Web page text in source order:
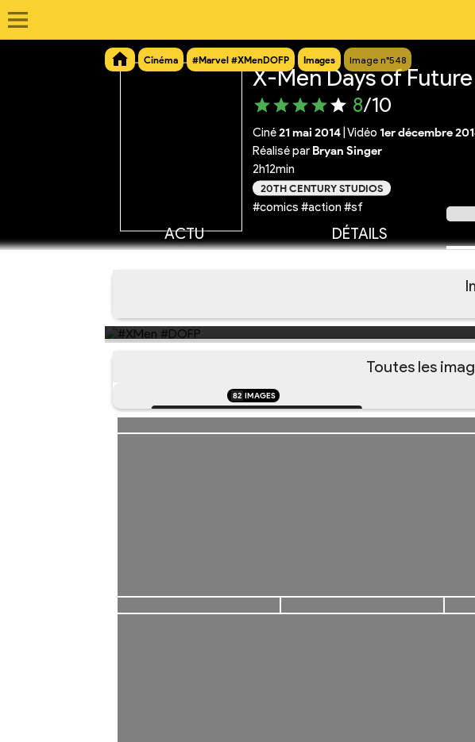
Cinéma #Marvel #XMenDOFP Images Image n°548
X-Men Days of
8/10
Ciné21 mai 2014 Vidéo 1er décembre
Réalisé par Bryan Singer
2h12min
20TH CENTURY STUDIOS
#comics #action #sf
ACTU DÉTAILS
Toutes les
82 IMAGES